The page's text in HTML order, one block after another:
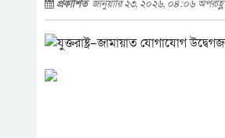
প্রকাশিত জানুয়ারি ২৩, ২০২৬, ০৪:০৬ অপরাহ্ণ